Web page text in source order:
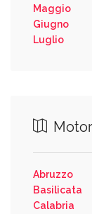
Maggio
Giugno
Luglio
Abruzzo
Basilicata
Calabria